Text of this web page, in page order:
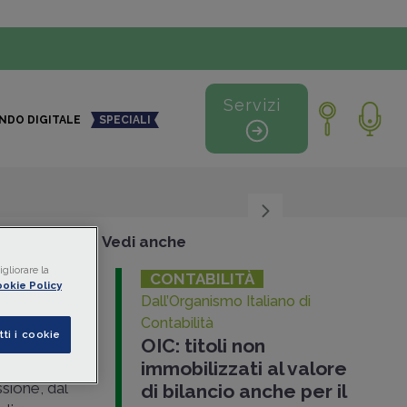
DIGITALE SPECIALI
Servizi
in
dal
Vedi anche
CONTABILITÀ
Dall’Organismo Italiano di
Contabilità
OIC: titoli non
immobilizzati al valore
di bilancio anche per il
la
Policy
i cookie